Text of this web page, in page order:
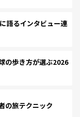
語るインタビュー連
の歩き方が選ぶ2026
の旅テクニック